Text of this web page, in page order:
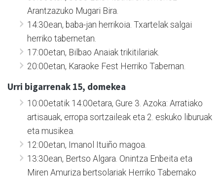
Arantzazuko Mugari Bira.
14:30ean, baba-jan herrikoia. Txartelak salgai
herriko tabernetan.
17:00etan, Bilbao Anaiak trikitilariak.
20:00etan, Karaoke Fest Herriko Tabernan.
Urri bigarrenak 15, domekea
10:00etatik 14:00etara, Gure 3. Azoka: Arratiako
artisauak, erropa sortzaileak eta 2. eskuko liburuak
eta musikea.
12:00etan, Imanol Ituiño magoa.
13:30ean, Bertso Algara. Onintza Enbeita eta
Miren Amuriza bertsolariak Herriko Tabernako